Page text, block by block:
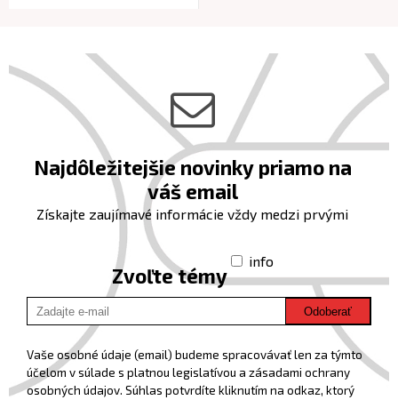
Najdôležitejšie novinky priamo na
váš email
Získajte zaujímavé informácie vždy medzi prvými
Zvoľte témy
info
Odoberať
Vaše osobné údaje (email) budeme spracovávať len za týmto
účelom v súlade s platnou legislatívou a zásadami ochrany
osobných údajov. Súhlas potvrdíte kliknutím na odkaz, ktorý